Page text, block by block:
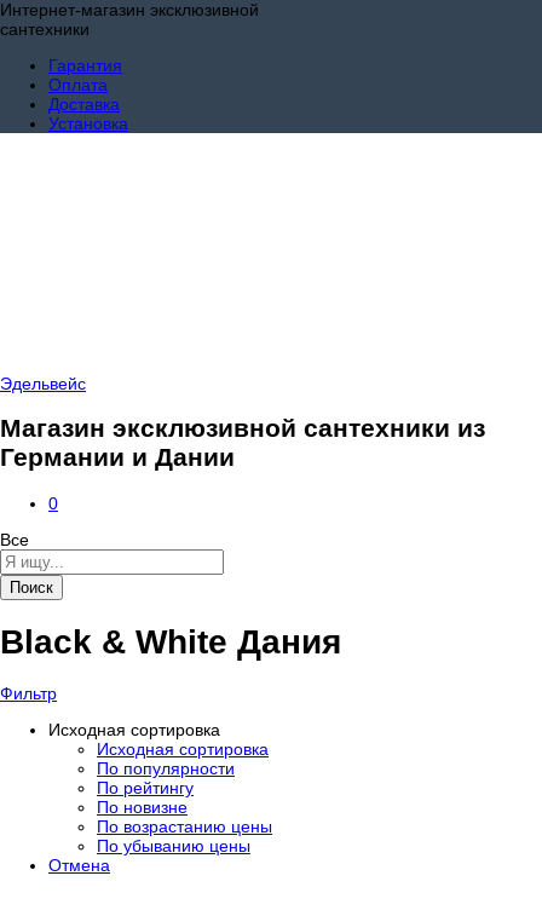
Интернет-магазин эксклюзивной
сантехники
Гарантия
Оплата
Доставка
Установка
Эдельвейс
Магазин эксклюзивной сантехники из
Германии и Дании
0
Все
Поиск
Black & White Дания
Фильтр
Исходная сортировка
Исходная сортировка
По популярности
По рейтингу
По новизне
По возрастанию цены
По убыванию цены
Отмена